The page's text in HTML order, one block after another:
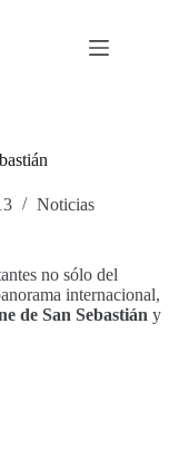
Noticias
no sólo del
internacional,
de San Sebastián y